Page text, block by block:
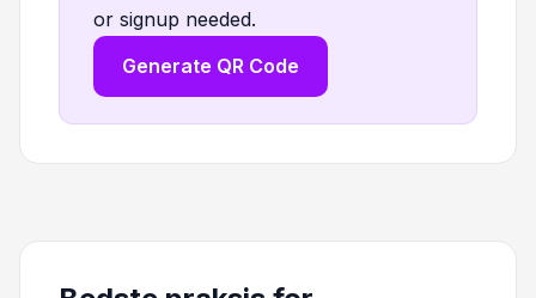
or signup needed.
Generate QR Code